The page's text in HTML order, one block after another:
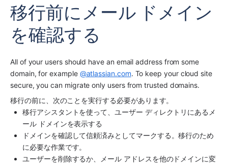
移行前にメール ドメイン
を確認する
All of your users should have an email address from some
domain, for example @atlassian.com. To keep your cloud site
secure, you can migrate only users from trusted domains.
移行の前に、次のことを実行する必要があります。
移行アシスタントを使って、ユーザー ディレクトリにあるメ
ール ドメインを表示する
ドメインを確認して信頼済みとしてマークする。移行のため
に必要な作業です。
ユーザーを削除するか、メール アドレスを他のドメインに変